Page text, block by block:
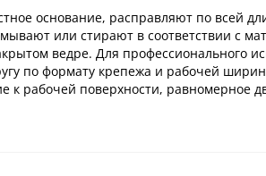
основание, расправляют по всей
или стирают в соответствии с
ведре. Для профессионального
по формату крепежа и рабочей
к рабочей поверхности, равномерное